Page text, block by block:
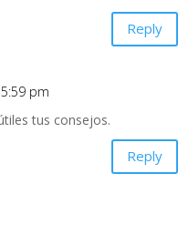
Reply
pm
tus consejos.
Reply